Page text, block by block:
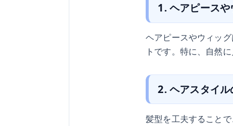
1. ヘアピース
ヘアピースやウィッ
トです。特に、自然
2. ヘアスタイ
髪型を工夫すること